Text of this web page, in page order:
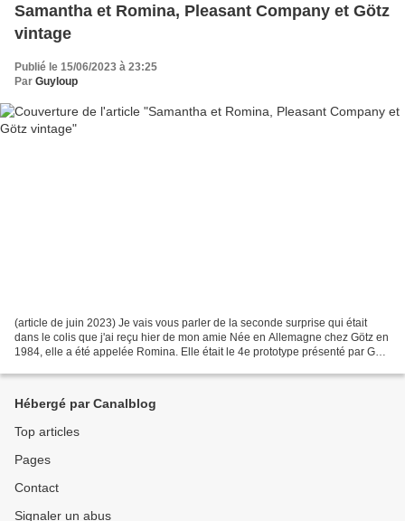
Samantha et Romina, Pleasant Company et Götz
vintage
Publié le 15/06/2023 à 23:25
Par Guyloup
(article de juin 2023) Je vais vous parler de la seconde surprise qui était
dans le colis que j'ai reçu hier de mon amie Née en Allemagne chez Götz en
1984, elle a été appelée Romina. Elle était le 4e prototype présenté par Götz
Hébergé par Canalblog
Top articles
Pages
Contact
Signaler un abus